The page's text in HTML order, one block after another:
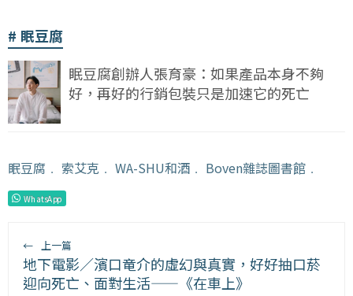
眠豆腐
眠豆腐創辦人張育豪：如果產品本身不夠
好，再好的行銷包裝只是加速它的死亡
眠豆腐 ﹒ 索艾克 ﹒ WA-SHU和酒 ﹒ Boven雜誌圖書館 ﹒
WhatsApp
← 上一篇
地下電影／濱口竜介的虛幻與真實，好好抽口菸
迎向死亡、面對生活——《在車上》